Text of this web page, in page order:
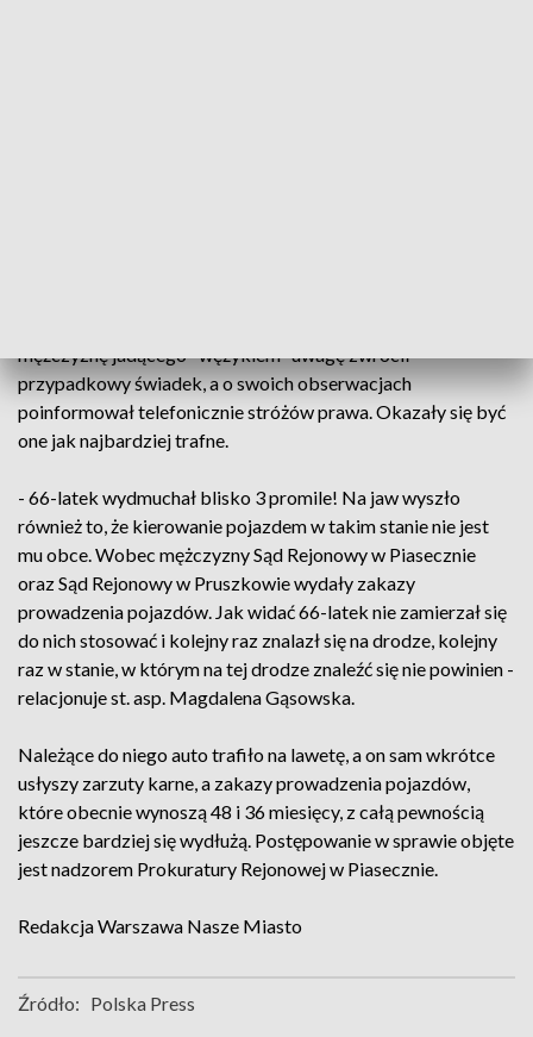
mężczyznę jadącego "wężykiem" uwagę zwrócił
przypadkowy świadek, a o swoich obserwacjach
poinformował telefonicznie stróżów prawa. Okazały się być
one jak najbardziej trafne.
- 66-latek wydmuchał blisko 3 promile! Na jaw wyszło
również to, że kierowanie pojazdem w takim stanie nie jest
mu obce. Wobec mężczyzny Sąd Rejonowy w Piasecznie
oraz Sąd Rejonowy w Pruszkowie wydały zakazy
prowadzenia pojazdów. Jak widać 66-latek nie zamierzał się
do nich stosować i kolejny raz znalazł się na drodze, kolejny
raz w stanie, w którym na tej drodze znaleźć się nie powinien -
relacjonuje st. asp. Magdalena Gąsowska.
Należące do niego auto trafiło na lawetę, a on sam wkrótce
usłyszy zarzuty karne, a zakazy prowadzenia pojazdów,
które obecnie wynoszą 48 i 36 miesięcy, z całą pewnością
jeszcze bardziej się wydłużą. Postępowanie w sprawie objęte
jest nadzorem Prokuratury Rejonowej w Piasecznie.
Redakcja Warszawa Nasze Miasto
Źródło: Polska Press